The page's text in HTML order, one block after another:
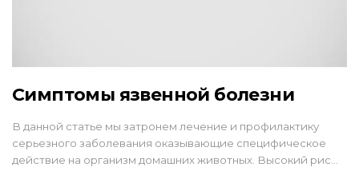
Симптомы язвенной болезни
В данной статье мы затронем лечение и профилактику
серьезного заболевания оказывающие специфическое
действие на организм домашних животных. Высокий рис…